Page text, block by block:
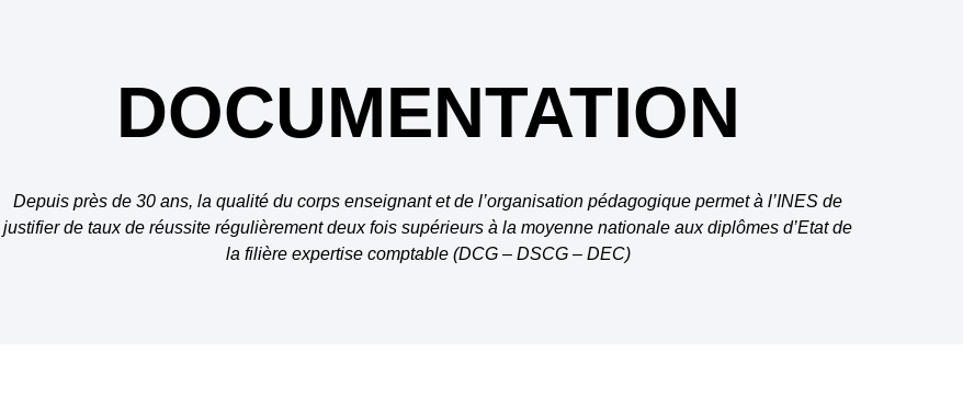
DOCUMENTATION
Depuis près de 30 ans, la qualité du corps enseignant et de l’organisation pédagogique permet à l’INES de
justifier de taux de réussite régulièrement deux fois supérieurs à la moyenne nationale aux diplômes d’Etat de
la filière expertise comptable (DCG – DSCG – DEC)